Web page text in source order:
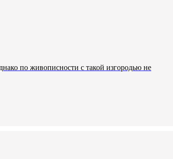
по живописности с такой изгородью не